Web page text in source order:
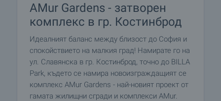
AMur Gardens - затворен
комплекс в гр. Костинброд
Идеалният баланс между близост до София и
спокойствието на малкия град! Намирате го на
ул. Славянска в гр. Костинброд, точно до BILLA
Park, където се намира новоизграждащият се
комплекс AMur Gardens - най-новият проект от
гамата жилищни сгради и комплекси AMur.